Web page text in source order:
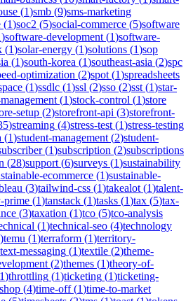
(1)smb (9)sms-marketing
(1)soc2 (5)social-commerce (5)software
)software-development (1)software-
(1)solar-energy (1)solutions (1)sop
(1)south-korea (1)southeast-asia (2)spc
optimization (2)spot (1)spreadsheets
(1)ssdlc (1)ssl (2)sso (2)sst (1)star-
(1)stock-control (1)store
setup (2)storefront-api (3)storefront-
)streaming (4)stress-test (1)stress-testing
(1)student-management (2)student-
(1)subscription (2)subscriptions
(28)support (6)surveys (1)sustainability
ecommerce (1)sustainable-
(3)tailwind-css (1)takealot (1)talent-
prime (1)tanstack (1)tasks (1)tax (5)tax-
(3)taxation (1)tco (5)tco-analysis
(1)technical-seo (4)technology
)temu (1)terraform (1)territory-
text-messaging (1)textile (2)theme-
(2)themes (1)theory-of-
1)throttling (1)ticketing (1)ticketing-
(4)time-off(1)time-to-market